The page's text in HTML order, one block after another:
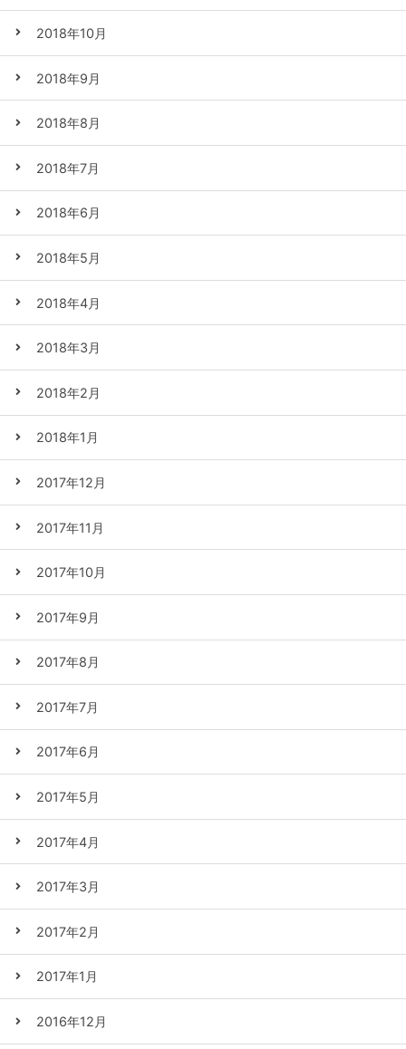
2018年10月
2018年9月
2018年8月
2018年7月
2018年6月
2018年5月
2018年4月
2018年3月
2018年2月
2018年1月
2017年12月
2017年11月
2017年10月
2017年9月
2017年8月
2017年7月
2017年6月
2017年5月
2017年4月
2017年3月
2017年2月
2017年1月
2016年12月